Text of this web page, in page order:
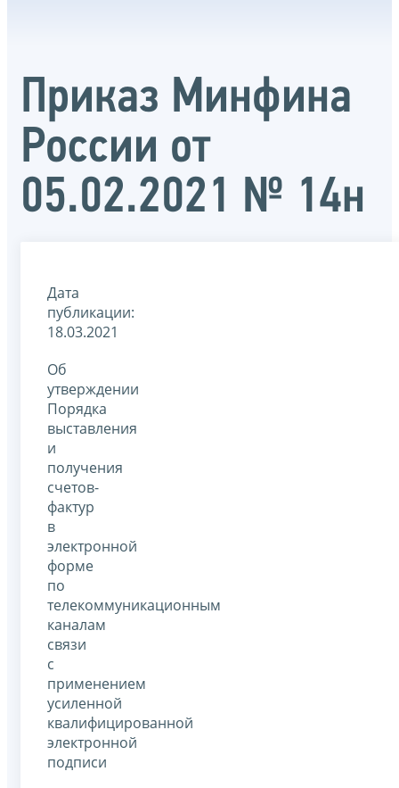
Приказ Минфина
России от
05.02.2021 № 14н
Дата
публикации:
18.03.2021
Об
утверждении
Порядка
выставления
и
получения
счетов-
фактур
в
электронной
форме
по
телекоммуникационным
каналам
связи
с
применением
усиленной
квалифицированной
электронной
подписи